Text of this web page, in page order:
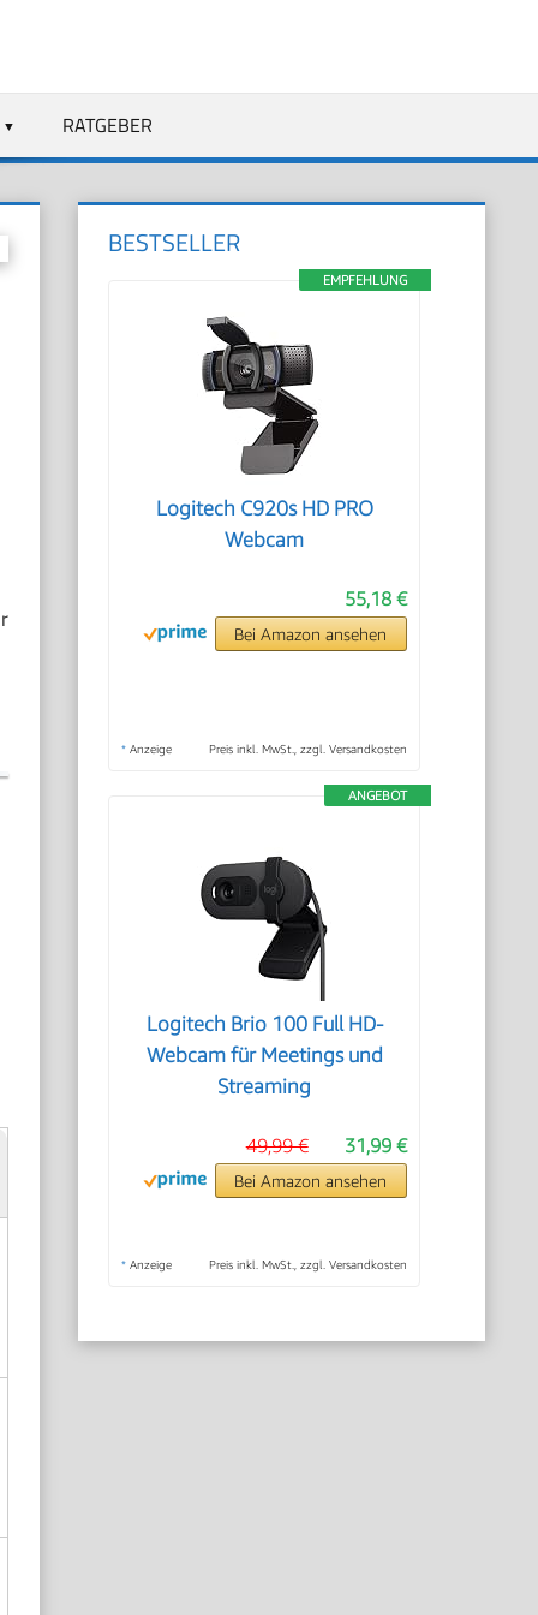
RATGEBER
BESTSELLER
EMPFEHLUNG
Logitech C920s HD PRO
Webcam
55,18 €
Bei Amazon ansehen
* Anzeige Preis inkl. MwSt., zzgl. Versandkosten
ANGEBOT
Logitech Brio 100 Full HD-
Webcam für Meetings und
Streaming
31,99 €
49,99 €
Bei Amazon ansehen
* Anzeige Preis inkl. MwSt., zzgl. Versandkosten